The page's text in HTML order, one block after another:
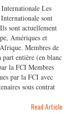
Les
sont
sont actuellement
Amériques et
Membres de
part entière (en blanc
la FCI Membres
par la FCI avec
sous contrat
Read Article